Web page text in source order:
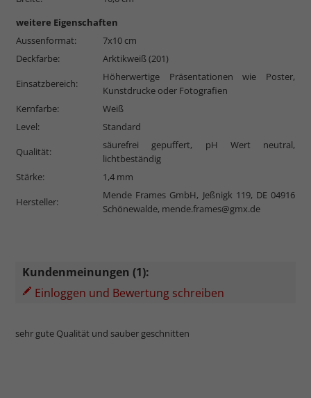
weitere Eigenschaften
Aussenformat:
7x10 cm
Deckfarbe:
Arktikweiß (201)
Einsatzbereich:
Höherwertige Präsentationen wie Poster,
Kunstdrucke oder Fotografien
Kernfarbe:
Weiß
Level:
Standard
Qualität:
säurefrei gepuffert, pH Wert neutral,
lichtbeständig
Stärke:
1,4 mm
Hersteller:
Mende Frames GmbH, Jeßnigk 119, DE 04916
Schönewalde, mende.frames@gmx.de
Kundenmeinungen (1):
Einloggen und Bewertung schreiben
sehr gute Qualität und sauber geschnitten